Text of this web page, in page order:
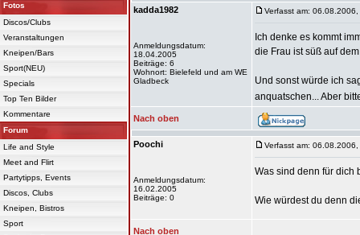
Fotos
Discos/Clubs
Veranstaltungen
Kneipen/Bars
Sport(NEU)
Specials
Top Ten Bilder
Kommentare
Forum
Life and Style
Meet and Flirt
Partytipps, Events
Discos, Clubs
Kneipen, Bistros
Sport
kadda1982
Anmeldungsdatum:
18.04.2005
Beiträge: 6
Wohnort: Bielefeld und am WE
Gladbeck
Verfasst am:
Ich denke es kommt
die Frau ist süß auf
Und sonst würde ich
anquatschen... Aber
Nach oben
Poochi
Anmeldungsdatum:
16.02.2005
Beiträge: 0
Verfasst am:
Was sind denn für dich
Wie würdest du denn
Nach oben